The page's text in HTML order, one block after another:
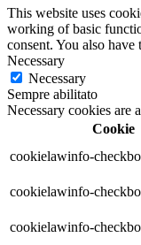
This website uses
working of basic
consent. You also
Necessary
Necessary
Sempre abilitato
Necessary cookies are
Cookie
cookielawinfo-
cookielawinfo-
cookielawinfo-